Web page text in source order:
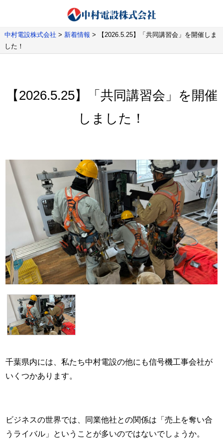
中村電設株式会社 > 新着情報 >
【2026.5.25】「共同講習会」を開催しま
した！
【2026.5.25】「共同講習会」を開催
しました！
千葉県内には、私たち中村電設の他にも信号機工事会社が
いくつかあります。
ビジネスの世界では、同業他社との関係は「売上を奪い合
うライバル」ということが多いのではないでしょうか。